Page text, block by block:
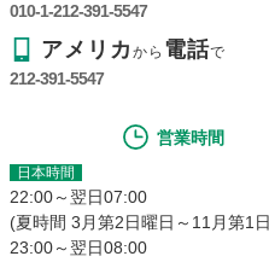
010-1-212-391-5547
アメリカから 電話で
212-391-5547
営業時間
日本時間
22:00～翌日07:00
(夏時間 3月第2日曜日～11月第1
23:00～翌日08:00